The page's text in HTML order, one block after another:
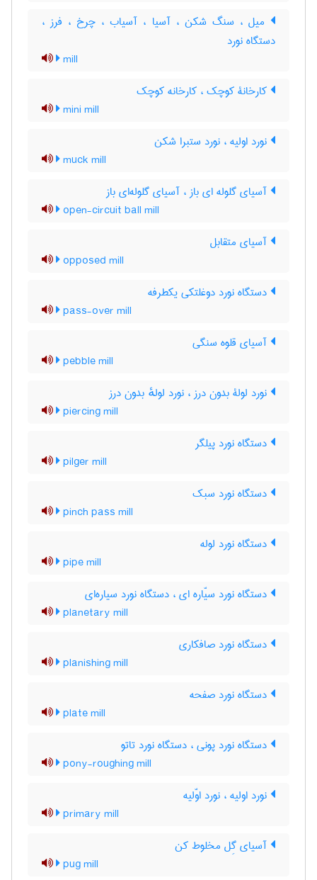
میل ، سنگ شکن ، آسیا ، آسیاب ، چرخ ، فرز ،
دستگاه نورد
mill
کارخانۀ کوچک ، کارخانه کوچک
mini mill
نورد اولیه ، نورد ستبرا شکن
muck mill
آسیای گلوله ای باز ، آسیای گلوله‌ای باز
open-circuit ball mill
آسیای متقابل
opposed mill
دستگاه نورد دوغلتکی یکطرفه
pass-over mill
آسیای قلوه سنگی
pebble mill
نورد لولۀ بدون درز ، نورد لولهٔ بدون درز
piercing mill
دستگاه نورد پیلگر
pilger mill
دستگاه نورد سبک
pinch pass mill
دستگاه نورد لوله
pipe mill
دستگاه نورد سیّاره ای ، دستگاه نورد سیاره‌ای
planetary mill
دستگاه نورد صافکاری
planishing mill
دستگاه نورد صفحه
plate mill
دستگاه نورد پونی ، دستگاه نورد تاتو
pony-roughing mill
نورد اولیه ، نورد اوّلیه
primary mill
آسیای گِل مخلوط کن
pug mill